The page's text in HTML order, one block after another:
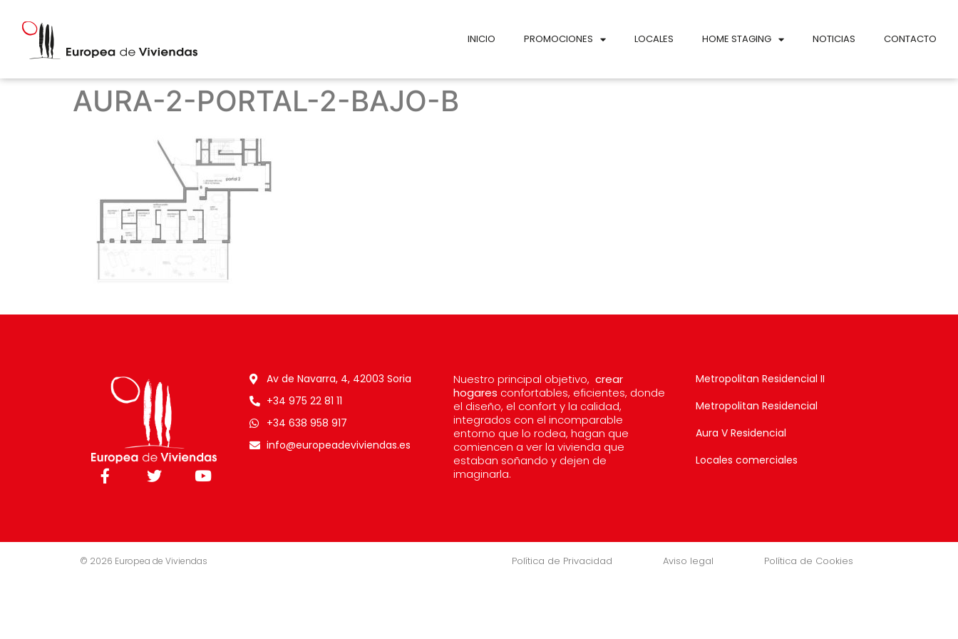
INICIO PROMOCIONES LOCALES HOME STAGING NOTICIAS CONTACTO
AURA-2-PORTAL-2-BAJO-B
Av de Navarra, 4, 42003 Soria
+34 975 22 81 11
+34 638 958 917
info@europeadeviviendas.es
Nuestro principal objetivo, crear
hogares confortables, eficientes, donde
el diseño, el confort y la calidad,
integrados con el incomparable
entorno que lo rodea, hagan que
comiencen a ver la vivienda que
estaban soñando y dejen de
imaginarla.
Metropolitan Residencial II
Metropolitan Residencial
Aura V Residencial
Locales comerciales
© 2026 Europea de Viviendas Política de Privacidad Aviso legal Política de Cookies